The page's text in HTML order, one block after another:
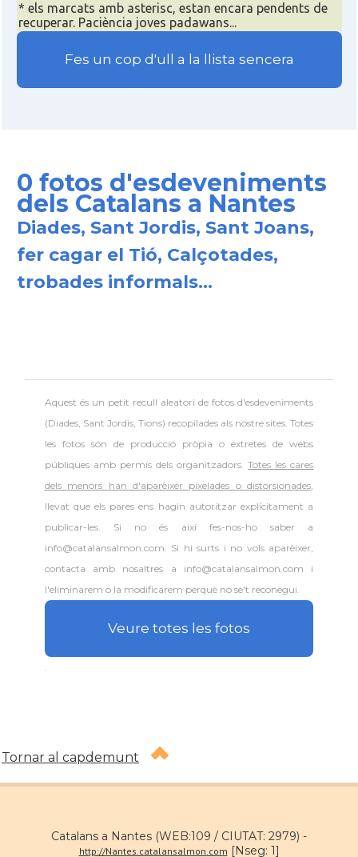
* els marcats amb asterisc, estan encara pendents de
recuperar. Paciència joves padawans...
Fes un cop d'ull a la llista sencera
0 fotos d'esdeveniments
dels Catalans a Nantes
Diades, Sant Jordis, Sant Joans,
fer cagar el Tió, Calçotades,
trobades informals...
Aquest és un petit recull aleatori defotos d'esdeveniments
(Diades, Sant Jordis, Tions) recopilades als nostre sites. Totes
les fotos són de producció pròpia o extretes de webs
públiques amb permís dels organitzadors.Totes les cares
dels menors han d'aparèixer pixelades o distorsionades,
llevat que els pares ens hagin autoritzar explícitament a
publicar-les. Si no és així fes-nos-ho saber a
info@catalansalmon.com. Si hi surts i no vols aparèixer,
contacta amb nosaltres a info@catalansalmon.com i
l'eliminarem o la modificarem perquè no se't reconegui.
Veure totes les fotos
Tornar al capdemunt
Catalans a Nantes (WEB:109 / CIUTAT: 2979) -
http://Nantes.catalansalmon.com [Nseg: 1]